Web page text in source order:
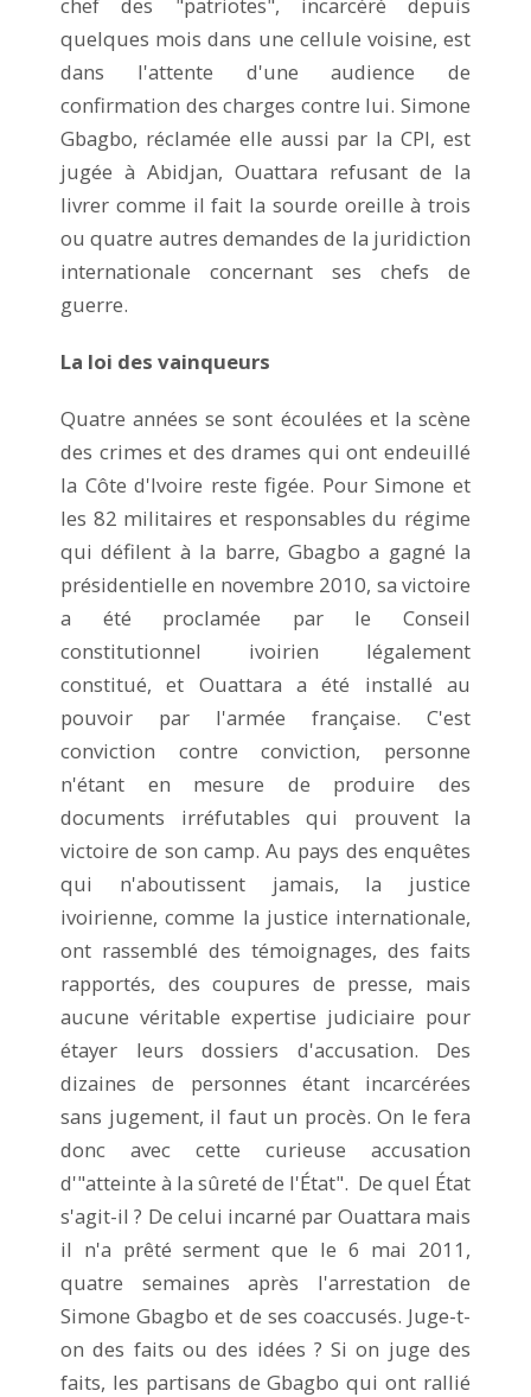
quelques mois dans une cellule voisine, est
dans l'attente d'une audience de
confirmation des charges contre lui. Simone
Gbagbo, réclamée elle aussi par la CPI, est
jugée à Abidjan, Ouattara refusant de la
livrer comme il fait la sourde oreille à trois
ou quatre autres demandes de la juridiction
internationale concernant ses chefs de
guerre.
La loi des vainqueurs
Quatre années se sont écoulées et la scène
des crimes et des drames qui ont endeuillé
la Côte d'Ivoire reste figée. Pour Simone et
les 82 militaires et responsables du régime
qui défilent à la barre, Gbagbo a gagné la
présidentielle en novembre 2010, sa victoire
a été proclamée par le Conseil
constitutionnel ivoirien légalement
constitué, et Ouattara a été installé au
pouvoir par l'armée française. C'est
conviction contre conviction, personne
n'étant en mesure de produire des
documents irréfutables qui prouvent la
victoire de son camp. Au pays des enquêtes
qui n'aboutissent jamais, la justice
ivoirienne, comme la justice internationale,
ont rassemblé des témoignages, des faits
rapportés, des coupures de presse, mais
aucune véritable expertise judiciaire pour
étayer leurs dossiers d'accusation. Des
dizaines de personnes étant incarcérées
sans jugement, il faut un procès. On le fera
donc avec cette curieuse accusation
d'"atteinte à la sûreté de l'État". De quel État
s'agit-il ? De celui incarné par Ouattara mais
il n'a prêté serment que le 6 mai 2011,
quatre semaines après l'arrestation de
Simone Gbagbo et de ses coaccusés. Juge-t-
on des faits ou des idées ? Si on juge des
faits, les partisans de Gbagbo qui ont rallié